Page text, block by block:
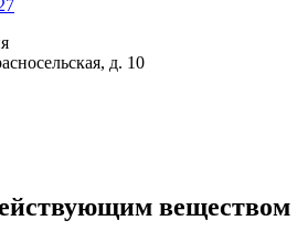
д. 10
веществом